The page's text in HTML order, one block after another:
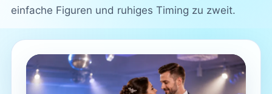
einfache Figuren und ruhiges Timing zu zweit.